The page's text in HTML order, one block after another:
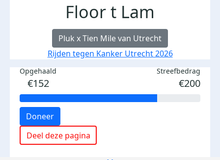
Floor t Lam
Pluk x Tien Mile van Utrecht
Rijden tegen Kanker Utrecht 2026
Opgehaald
€152
Streefbedrag
€200
Doneer
Deel deze pagina